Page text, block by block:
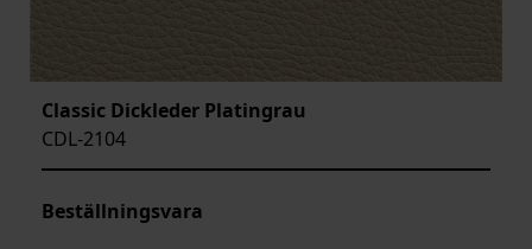
Classic Dickleder Platingrau
CDL-2104
Beställningsvara